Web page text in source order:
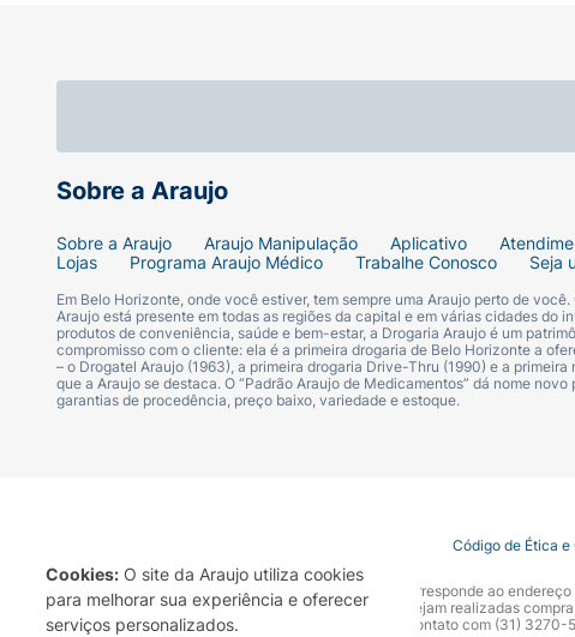
Cookies: O site da Araujo utiliza cookies
para melhorar sua experiência e oferecer
serviços personalizados.
Sintético Idêntico ao Natural
Contém Lactose* :
Não Contém
Aromatizante Artificial :
Não Contém
Pode Conter
Sobre a Araujo
Sobre a Araujo Araujo Manipulação Aplicativo
Lojas
Programa Araujo Médico Trabalhe Conosco Seja
Em Belo Horizonte, onde você estiver, tem sempre uma Araujo perto de
Araujo está presente em todas as regiões da capital e em várias cidades do
produtos de conveniência, saúde e bem-estar, a Drogaria Araujo é um
compromisso com o cliente: ela é a primeira drogaria de Belo Horizonte a
– o Drogatel Araujo (1963), a primeira drogaria Drive-Thru (1990) e a
que a Araujo se destaca. O “Padrão Araujo de Medicamentos” dá nome
garantias de procedência, preço baixo, variedade e estoque.
Código de Ética e
A Drogaria Araujo S/A informa que o seu site oficial corresponde ao
marca. Para sua segurança recomendamos que não sejam realizadas
Araujo S.A. Em caso de dúvidas, gentileza entrar em contato com (31) 3270-